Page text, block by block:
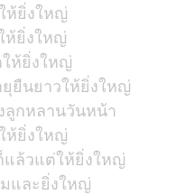
ห้ยิ่งใหญ่
ห้ยิ่งใหญ่
ห้ยิ่งใหญ่
ยืนยาวให้ยิ่งใหญ่
ลูกหลานวันหน้า
ห้ยิ่งใหญ่
แล้วแต่ให้ยิ่งใหญ่
และยิ่งใหญ่